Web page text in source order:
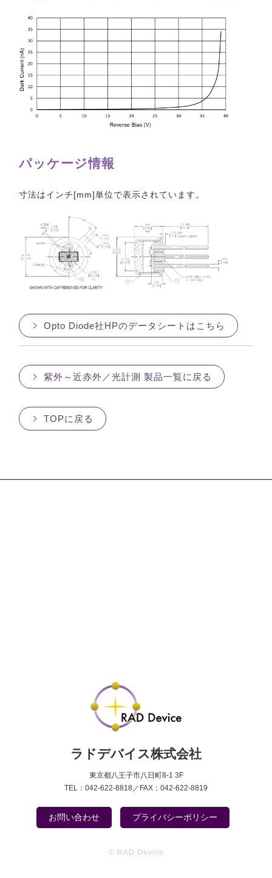
パッケージ情報
寸法はインチ[mm]単位で表示されています。
Opto Diode社HPのデータシートはこちら
紫外～近赤外／光計測 製品一覧に戻る
TOPに戻る
ラドデバイス株式会社
東京都八王子市八日町8-1 3F
TEL：042-622-8818／FAX：042-622-8819
お問い合わせ プライバシーポリシー
© RAD Device